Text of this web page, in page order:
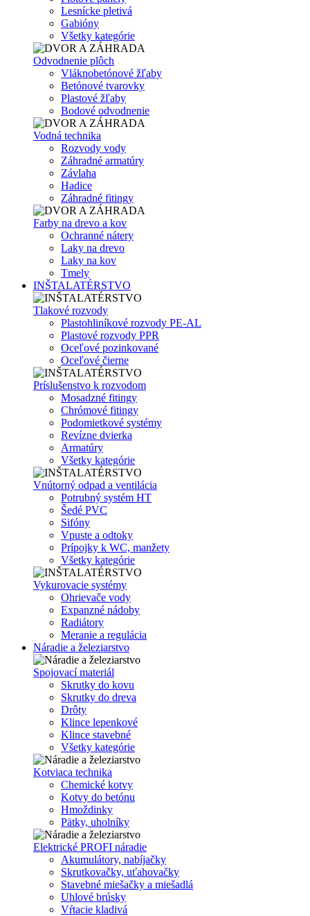
Lesnícke pletivá
Gabióny
Všetky kategórie
Odvodnenie plôch
Vláknobetónové žľaby
Betónové tvarovky
Plastové žľaby
Bodové odvodnenie
Vodná technika
Rozvody vody
Záhradné armatúry
Závlaha
Hadice
Záhradné fitingy
Farby na drevo a kov
Ochranné nátery
Laky na drevo
Laky na kov
Tmely
INŠTALATÉRSTVO
Tlakové rozvody
Plastohliníkové rozvody PE-AL
Plastové rozvody PPR
Oceľové pozinkované
Oceľové čierne
Príslušenstvo k rozvodom
Mosadzné fitingy
Chrómové fitingy
Podomietkové systémy
Revízne dvierka
Armatúry
Všetky kategórie
Vnútorný odpad a ventilácia
Potrubný systém HT
Šedé PVC
Sifóny
Vpuste a odtoky
Prípojky k WC, manžety
Všetky kategórie
Vykurovacie systémy
Ohrievače vody
Expanzné nádoby
Radiátory
Meranie a regulácia
Náradie a železiarstvo
Spojovací materiál
Skrutky do kovu
Skrutky do dreva
Drôty
Klince lepenkové
Klince stavebné
Všetky kategórie
Kotviaca technika
Chemické kotvy
Kotvy do betónu
Hmoždinky
Pätky, uholníky
Elektrické PROFI náradie
Akumulátory, nabíjačky
Skrutkovačky, uťahovačky
Stavebné miešačky a miešadlá
Uhlové brúsky
Vŕtacie kladivá